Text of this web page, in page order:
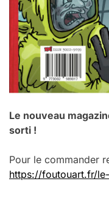
Le nouveau
sorti !
Pour le commander
https://foutouart.fr/